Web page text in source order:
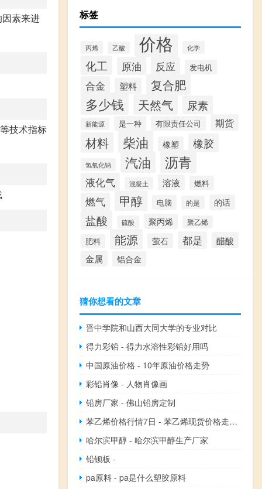
素来进
技术指标
标签
丙烯 乙酸 价格 化学
化工 原油 反应 发电机
合金 塑料 复合肥
多少钱 天然气 尿素
新能源 是一种 有限责任公司 期货
材料 柴油 橡塑 橡胶
氢氧化钠 汽油 沥青
液化气 混凝土 溶液 燃料
燃气 甲醇 电脑 的是 的话
盐酸 硫酸 聚丙烯 聚乙烯
肥料 能源 萤石 都是 醋酸
金属 铝合金
猜你想看的文章
晋中学院和山西大同大学的专业对比
得力彩铅 - 得力水溶性彩铅好用吗
中国原油价格 - 10年原油价格走势
彩铅肖像 - 人物肖像画
铅房厂家 - 佛山铅房定制
苯乙烯价格行情7日 - 苯乙烯现货价格走势图
哈尔滨甲醇 - 哈尔滨甲醇生产厂家
铅钡板 -
pa原料 - pa是什么塑胶原料